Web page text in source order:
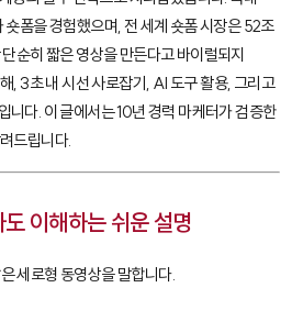
폼을 경험했으며, 전 세계 숏폼 시장은 52조
순히 짧은 영상을 만든다고 바이럴되지
, 3초 내 시선 사로잡기, AI 도구 활용, 그리고
니다. 이 글에서는 10년 경력 마케터가 검증한
드립니다.
이해하는 쉬운 설명
세로형 동영상을 말합니다.